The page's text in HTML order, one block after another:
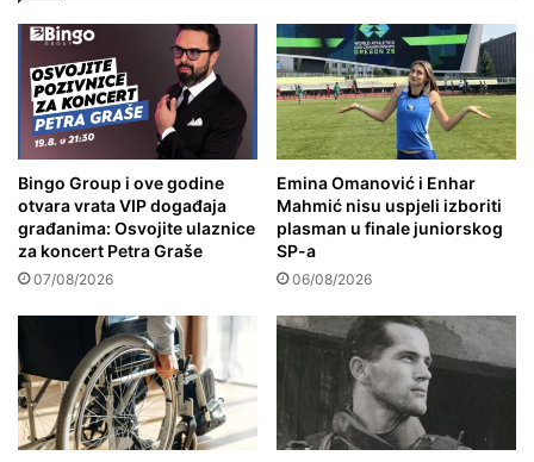
Bingo Group i ove godine
otvara vrata VIP događaja
građanima: Osvojite ulaznice
za koncert Petra Graše
07/08/2026
Emina Omanović i Enhar
Mahmić nisu uspjeli izboriti
plasman u finale juniorskog
SP-a
06/08/2026